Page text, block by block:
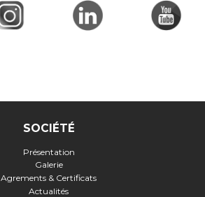
SOCIÉTÉ
Présentation
Galerie
Agrements & Certificats
Actualités